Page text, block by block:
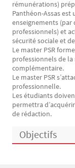
rémunérations)
Panthéon-Assas
enseignements (par
professionnels) et
sécurité sociale et
Le master PSR
professionnels de
complémentaire.
Le master PSR
professionnelle.
Les étudiants
permettra
de rédaction.
Objectifs